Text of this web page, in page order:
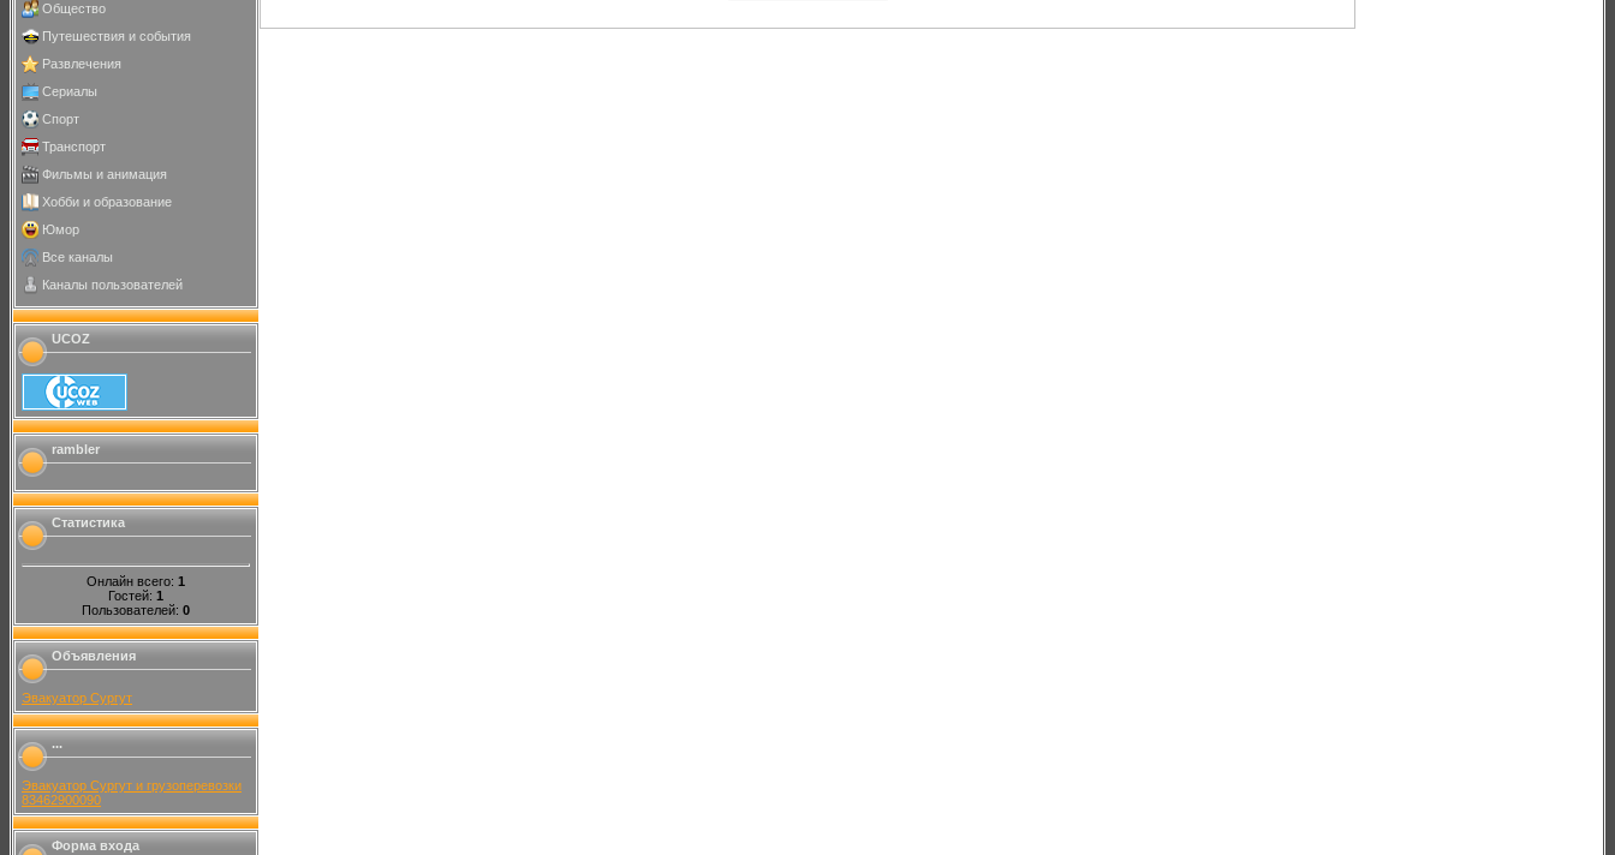
Общество
Путешествия и события
Развлечения
Сериалы
Спорт
Транспорт
Фильмы и анимация
Хобби и образование
Юмор
Все каналы
Каналы пользователей
UCOZ
rambler
Статистика
Онлайн всего: 1
Гостей: 1
Пользователей: 0
Объявления
Эвакуатор Сургут
...
Эвакуатор Сургут и грузоперевозки
83462900090
Форма входа